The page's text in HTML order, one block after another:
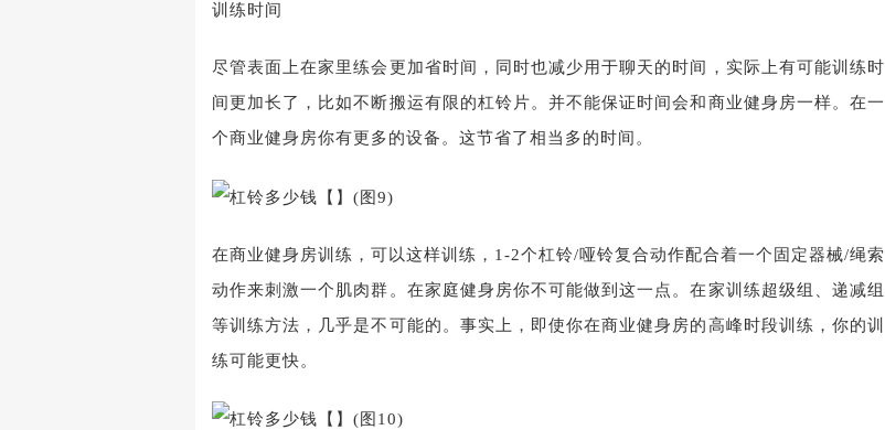
训练时间
尽管表面上在家里练会更加省时间，同时也减少用于聊天的时间，实际上有可能训练时
间更加长了，比如不断搬运有限的杠铃片。并不能保证时间会和商业健身房一样。在一
个商业健身房你有更多的设备。这节省了相当多的时间。
在商业健身房训练，可以这样训练，1-2个杠铃/哑铃复合动作配合着一个固定器械/绳索
动作来刺激一个肌肉群。在家庭健身房你不可能做到这一点。在家训练超级组、递减组
等训练方法，几乎是不可能的。事实上，即使你在商业健身房的高峰时段训练，你的训
练可能更快。